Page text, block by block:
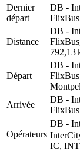
Dernier
départ
DB -
Distance
DB -
792,13
Départ
DB -
Arrivée
DB -
Opérateurs
DB -
IC,